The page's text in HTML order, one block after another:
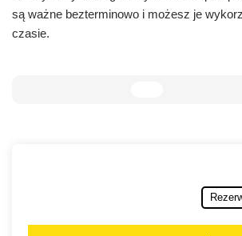
są ważne bezterminowo i możesz je
czasie.